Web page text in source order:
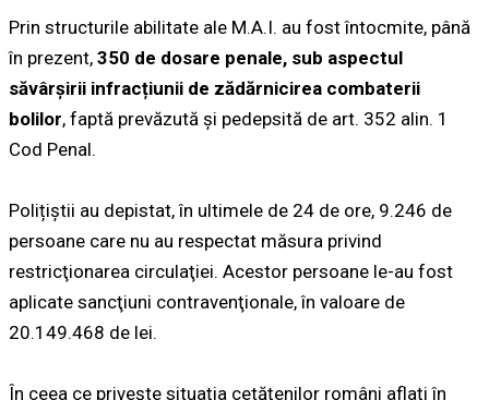
Prin structurile abilitate ale M.A.I. au fost întocmite, până
în prezent, 350 de dosare penale, sub aspectul
săvârșirii infracțiunii de zădărnicirea combaterii
bolilor, faptă prevăzută şi pedepsită de art. 352 alin. 1
Cod Penal.
Polițiștii au depistat, în ultimele de 24 de ore, 9.246 de
persoane care nu au respectat măsura privind
restricţionarea circulaţiei. Acestor persoane le-au fost
aplicate sancţiuni contravenţionale, în valoare de
20.149.468 de lei.
În ceea ce privește situația cetățenilor români aflați în